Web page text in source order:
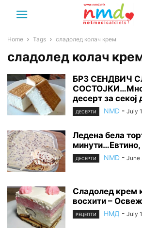
Home Tags сладолед колач крем
сладолед колач
БРЗ СЕНДВИЧ
десерт за секој
ДЕСЕРТИ NMD - July
Ледена бела
ДЕСЕРТИ NMD - June
Сладолед крем
восхити –
РЕЦЕПТИ НМД - July